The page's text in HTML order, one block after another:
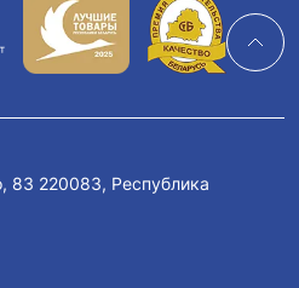
83 220083, Республика